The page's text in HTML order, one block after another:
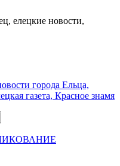
елецкие новости,
города Ельца,
газета, Красное знамя